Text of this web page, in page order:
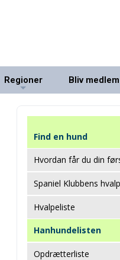
Regioner Bliv medlem
Find en hund
Hvordan får du din
Spaniel Klubbens
Hvalpeliste
Hanhundelisten
Opdrætterliste